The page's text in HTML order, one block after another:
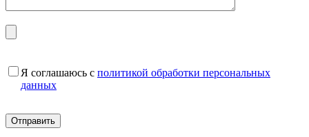
Я соглашаюсь с политикой обработки персональных
данных